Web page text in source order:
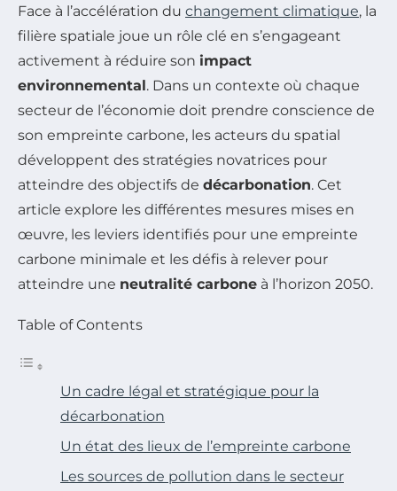
Face à l’accélération du changement climatique, la
filière spatiale joue un rôle clé en s’engageant
activement à réduire son impact
environnemental. Dans un contexte où chaque
secteur de l’économie doit prendre conscience de
son empreinte carbone, les acteurs du spatial
développent des stratégies novatrices pour
atteindre des objectifs de décarbonation. Cet
article explore les différentes mesures mises en
œuvre, les leviers identifiés pour une empreinte
carbone minimale et les défis à relever pour
atteindre une neutralité carbone à l’horizon 2050.
Table of Contents
Un cadre légal et stratégique pour la
décarbonation
Un état des lieux de l’empreinte carbone
Les sources de pollution dans le secteur